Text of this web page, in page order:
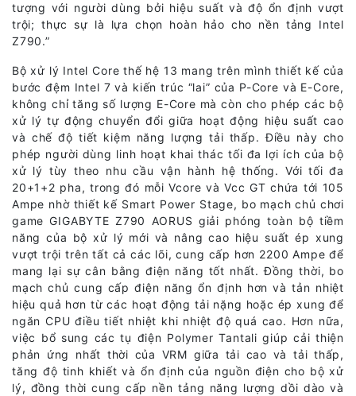
tượng với người dùng bởi hiệu suất và độ ổn định vượt
trội; thực sự là lựa chọn hoàn hảo cho nền tảng Intel
Z790.”
Bộ xử lý Intel Core thế hệ 13 mang trên mình thiết kế của
bước đệm Intel 7 và kiến ​​trúc “lai” của P-Core và E-Core,
không chỉ tăng số lượng E-Core mà còn cho phép các bộ
xử lý tự động chuyển đổi giữa hoạt động hiệu suất cao
và chế độ tiết kiệm năng lượng tải thấp. Điều này cho
phép người dùng linh hoạt khai thác tối đa lợi ích của bộ
xử lý tùy theo nhu cầu vận hành hệ thống. Với tối đa
20+1+2 pha, trong đó mỗi Vcore và Vcc GT chứa tới 105
Ampe nhờ thiết kế Smart Power Stage, bo mạch chủ chơi
game GIGABYTE Z790 AORUS giải phóng toàn bộ tiềm
năng của bộ xử lý mới và nâng cao hiệu suất ép xung
vượt trội trên tất cả các lõi, cung cấp hơn 2200 Ampe để
mang lại sự cân bằng điện năng tốt nhất. Đồng thời, bo
mạch chủ cung cấp điện năng ổn định hơn và tản nhiệt
hiệu quả hơn từ các hoạt động tải nặng hoặc ép xung để
ngăn CPU điều tiết nhiệt khi nhiệt độ quá cao. Hơn nữa,
việc bổ sung các tụ điện Polymer Tantali giúp cải thiện
phản ứng nhất thời của VRM giữa tải cao và tải thấp,
tăng độ tinh khiết và ổn định của nguồn điện cho bộ xử
lý, đồng thời cung cấp nền tảng năng lượng dồi dào và